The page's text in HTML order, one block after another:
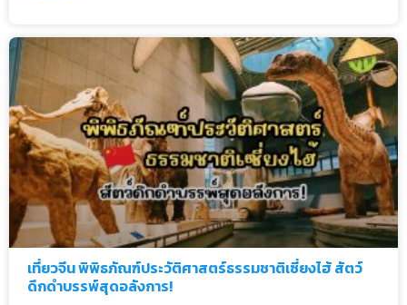
เที่ยวจีน พิพิธภัณฑ์ประวัติศาสตร์ธรรมชาติเซี่ยงไฮ้ สัตว์
ดึกดำบรรพ์สุดอลังการ!